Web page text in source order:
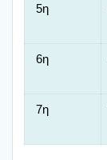
5η
6η
7η